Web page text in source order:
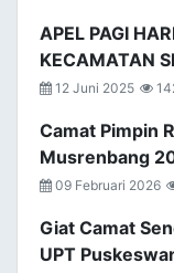
APEL PAGI
KECAMATAN
12 Juni 2025
Camat Pimpin
Musrenbang
09 Februari 2026
Giat Camat
UPT